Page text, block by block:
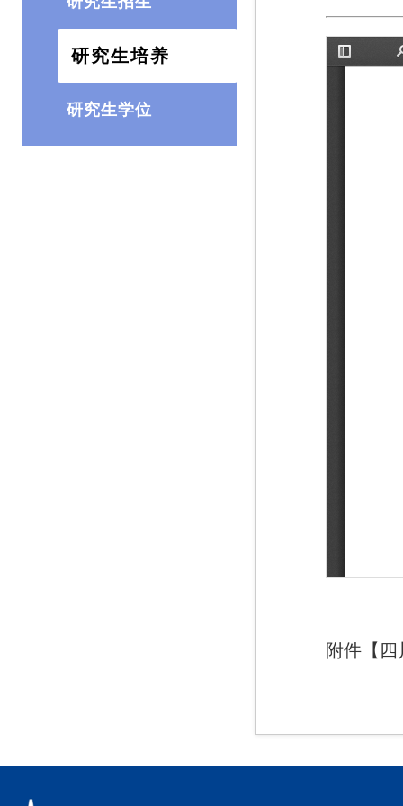
研究生培养
研究生学位
附件【